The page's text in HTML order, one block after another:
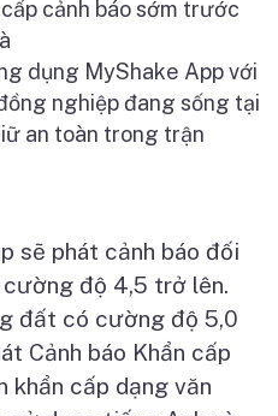
ấp cảnh báo sớm trước
dụng MyShake App với
ồng nghiệp đang sống tại
ữ an toàn trong trận
sẽ phát cảnh báo đối
ường độ 4,5 trở lên.
đất có cường độ 5,0
Cảnh báo Khẩn cấp
khẩn cấp dạng văn